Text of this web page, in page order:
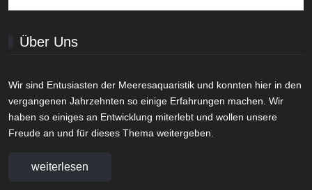
Über Uns
Wir sind Entusiasten der Meeresaquaristik und konnten hier in den
vergangenen Jahrzehnten so einige Erfahrungen machen. Wir
haben so einiges an Entwicklung miterlebt und wollen unsere
Freude an und für dieses Thema weitergeben.
weiterlesen